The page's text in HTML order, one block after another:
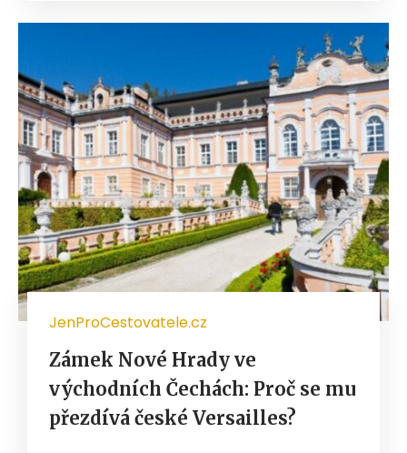
JenProCestovatele.cz
Zámek Nové Hrady ve
východních Čechách: Proč se mu
přezdívá české Versailles?